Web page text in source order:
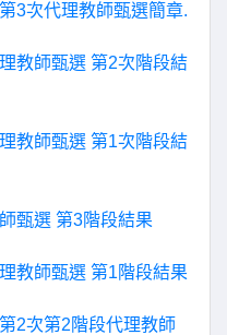
3次代理教師甄選簡章.
教師甄選 第2次階段結
教師甄選 第1次階段結
甄選 第3階段結果
教師甄選 第1階段結果
2次第2階段代理教師